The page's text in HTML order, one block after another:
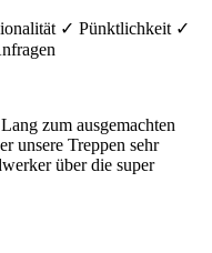
✓ Pünktlichkeit ✓
zum ausgemachten
unsere Treppen sehr
über die super